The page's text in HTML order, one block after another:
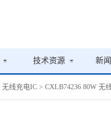
技术资源 新
无线充电IC > CXLB74236 80W 无